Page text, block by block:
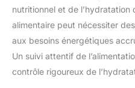
nutritionnel et de l’hydratation
alimentaire peut nécessiter
aux besoins énergétiques
Un suivi attentif de
contrôle rigoureux de